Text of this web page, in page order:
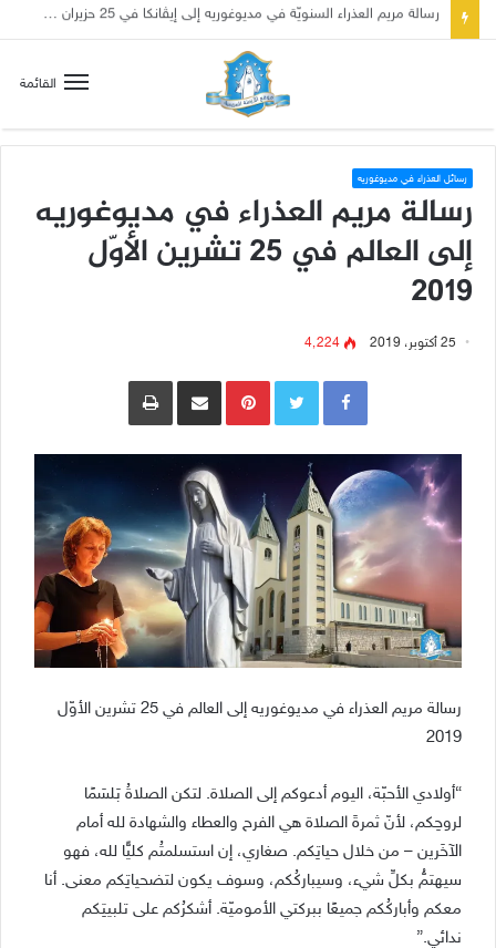
القائمة
رسائل العذراء في مديوغوريه
رسالة مريم العذراء في مديوغوريه
إلى العالم في 25 تشرين الأوّل
2019
25 أكتوبر، 2019 4٬224
Pinterestمشاركة عبر البريد طباعة
رسالة مريم العذراء في مديوغوريه إلى العالم في 25 تشرين الأوّل
2019
“أولادي الأحبّة، اليوم أدعوكم إلى الصلاة. لتكن الصلاةُ بَلسَمًا
لروحِكم، لأنّ ثمرةَ الصلاة هي الفرح والعطاء والشهادة لله أمام
الآخَرين – من خلال حياتِكم. صغاري، إن استسلمتُم كليًّا لله، فهو
سيهتمُّ بكلِّ شيء، وسيباركُكم، وسوف يكون لتضحياتِكم معنى. أنا
معكم وأباركُكم جميعًا ببركتي الأموميّة. أشكرُكم على تلبيتِكم
ندائي.”